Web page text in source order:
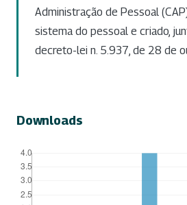
Administração de Pessoal
sistema do pessoal e criado,
decreto-lei n. 5.937, de 28 de
Downloads